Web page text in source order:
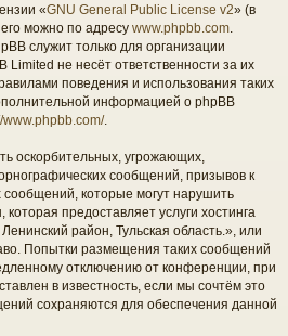
«GNU General Public License v2» (в
можно по адресу www.phpbb.com
служит только для организации
не несёт ответственности за их
поведения и использования таких
информацией о phpBB
www.phpbb.com/.
оскорбительных, угрожающих,
сообщений, призывов к
которые могут нарушить
предоставляет услуги хостинга
район, Тульская область.», или
Попытки размещения таких сообщений
отключению от конференции, при
в известность, если мы сочтём это
сохраняются для обеспечения данной